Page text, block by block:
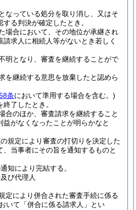
なっている処分を取り消し、又はそ
る判決が確定したとき。
場合において、その地位が承継され
請求人に相続人等がないとき若しく
明となり、審査を継続することがで
を継続する意思を放棄したと認めら
条において準用する場合を含む。)
了したとき。
合のほか、審査請求を継続すること
益がなくなったことが明らかなと
の規定により審査の打切りを決定した
、当事者にその旨を通知するものと
知により完結する。
び代理人
定により併合された審査手続に係る
いて「併合に係る請求人」とい